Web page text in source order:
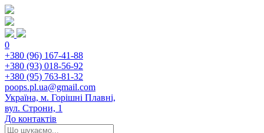
0
+380 (96) 167-41-88
+380 (93) 018-56-92
+380 (95) 763-81-32
poops.pl.ua@gmail.com
Україна, м. Горішні Плавні,
вул. Строни, 1
До контактів